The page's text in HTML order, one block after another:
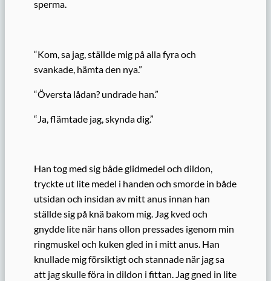
sperma.
“Kom, sa jag, ställde mig på alla fyra och
svankade, hämta den nya.”
“Översta lådan? undrade han.”
“Ja, flämtade jag, skynda dig.”
Han tog med sig både glidmedel och dildon,
tryckte ut lite medel i handen och smorde in både
utsidan och insidan av mitt anus innan han
ställde sig på knä bakom mig. Jag kved och
gnydde lite när hans ollon pressades igenom min
ringmuskel och kuken gled in i mitt anus. Han
knullade mig försiktigt och stannade när jag sa
att jag skulle föra in dildon i fittan. Jag gned in lite